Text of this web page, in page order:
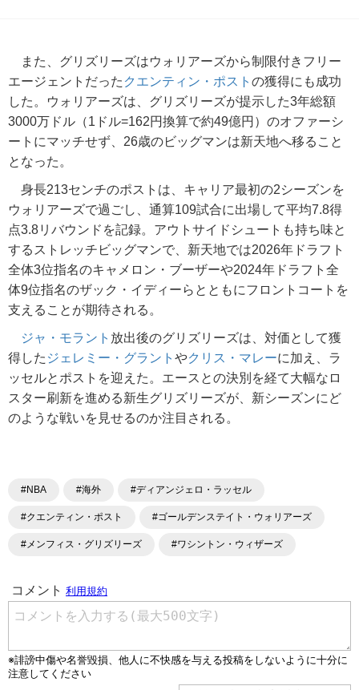
また、グリズリーズはウォリアーズから制限付きフリー
エージェントだった クエンティン・ポスト の獲得にも成功
した。ウォリアーズは、グリズリーズが提示した3年総額
3000万ドル（1ドル=162円換算で約49億円）のオファーシ
ートにマッチせず、26歳のビッグマンは新天地へ移ること
となった。
身長213センチのポストは、キャリア最初の2シーズンを
ウォリアーズで過ごし、通算109試合に出場して平均7.8得
点3.8リバウンドを記録。アウトサイドシュートも持ち味と
するストレッチビッグマンで、新天地では2026年ドラフト
全体3位指名のキャメロン・ブーザーや2024年ドラフト全
体9位指名のザック・イディーらとともにフロントコートを
支えることが期待される。
ジャ・モラント 放出後のグリズリーズは、対価として獲
得した ジェレミー・グラント やクリス・マレーに加え、ラ
ッセルとポストを迎えた。エースとの決別を経て大幅なロ
スター刷新を進める新生グリズリーズが、新シーズンにど
のような戦いを見せるのか注目される。
#NBA #海外 #ディアンジェロ・ラッセル
#クエンティン・ポスト #ゴールデンステイト・ウォリアーズ
#メンフィス・グリズリーズ #ワシントン・ウィザーズ